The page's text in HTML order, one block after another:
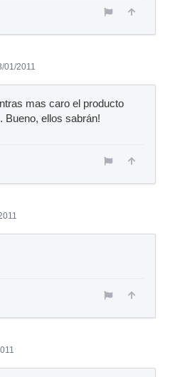
01/2011
mas caro el producto
Bueno, ellos sabrán!